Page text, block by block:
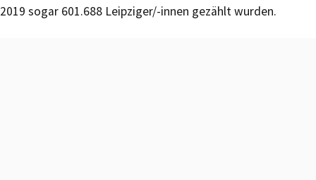
2019 sogar 601.688 Leipziger/-innen gezählt wurden.